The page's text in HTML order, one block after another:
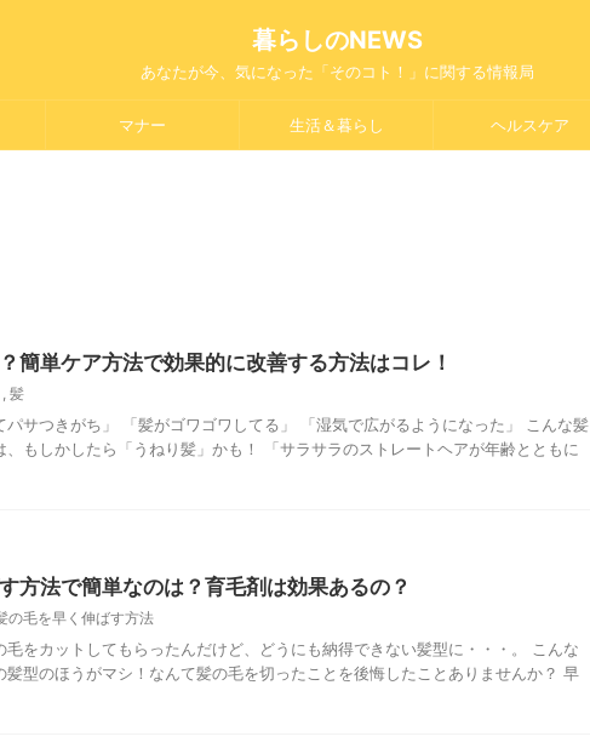
暮らしのNEWS
あなたが今、気になった「そのコト！」に関する情報局
マナー 生活＆暮らし ヘルスケア
簡単ケア方法で効果的に改善する方法はコレ！
, 髪
パサつきがち」 「髪がゴワゴワしてる」 「湿気で広がるようになった」 こんな髪
もしかしたら「うねり髪」かも！ 「サラサラのストレートヘアが年齢とともに
方法で簡単なのは？育毛剤は効果あるの？
の毛を早く伸ばす方法
毛をカットしてもらったんだけど、どうにも納得できない髪型に・・・。 こんな
髪型のほうがマシ！なんて髪の毛を切ったことを後悔したことありませんか？ 早